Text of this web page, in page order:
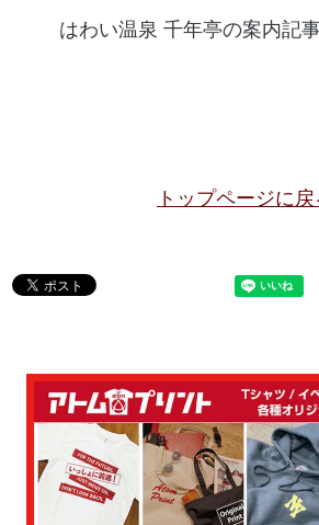
はわい温泉 千年亭の案内記
トップページに戻